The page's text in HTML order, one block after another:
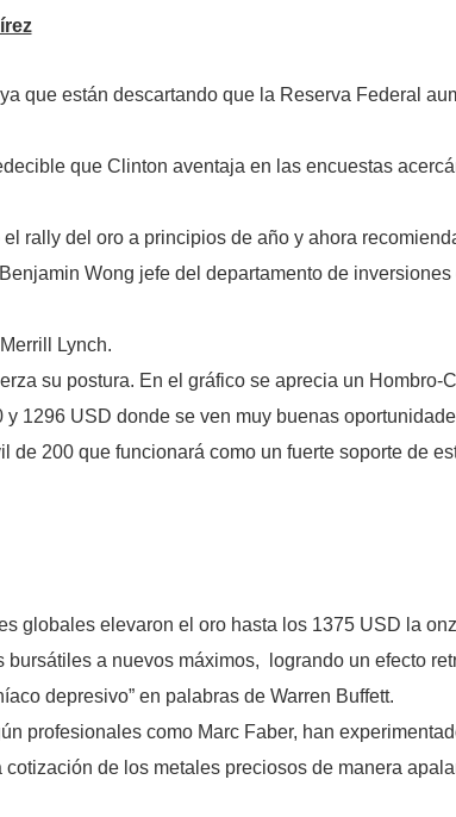
que están descartando que la Reserva Federal
que Clinton aventaja en las encuestas
rally del oro a principios de año y ahora
Wong jefe del departamento de inversiones
Lynch.
su postura. En el gráfico se aprecia un Hombro-
1296 USD donde se ven muy buenas
200 que funcionará como un fuerte soporte de
globales elevaron el oro hasta los 1375 USD la
a nuevos máximos, logrando un efecto
depresivo” en palabras de Warren Buffett.
profesionales como Marc Faber, han
de los metales preciosos de manera